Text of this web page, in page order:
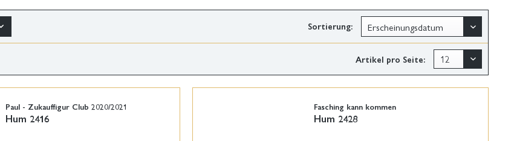
Sortierung:
Artikel pro Seite:
Paul - Zukauffigur Club 2020/2021
Hum 2416
Fasching kann kommen
Hum 2428